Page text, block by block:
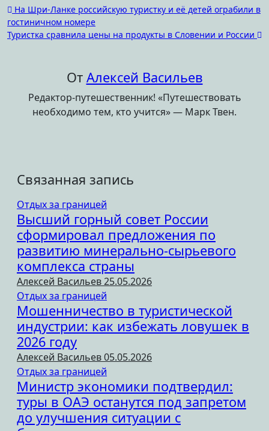
Навигация
по
записям
На Шри-Ланке российскую туристку и её детей ограбили в
гостиничном номере
Туристка сравнила цены на продукты в Словении и России
От Алексей Васильев
Редактор-путешественник! «Путешествовать
необходимо тем, кто учится» — Марк Твен.
Связанная запись
Отдых за границей
Высший горный совет России
сформировал предложения по
развитию минерально-сырьевого
комплекса страны
Алексей Васильев25.05.2026
Отдых за границей
Мошенничество в туристической
индустрии: как избежать ловушек в
2026 году
Алексей Васильев05.05.2026
Отдых за границей
Министр экономики подтвердил:
туры в ОАЭ останутся под запретом
до улучшения ситуации с